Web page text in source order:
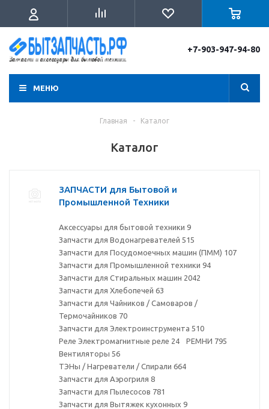
+7-903-947-94-80
МЕНЮ
Главная - Каталог
Каталог
ЗАПЧАСТИ для Бытовой и
Промышленной Техники
Аксессуары для бытовой техники 9
Запчасти для Водонагревателей 515
Запчасти для Посудомоечных машин (ПММ) 107
Запчасти для Промышленной техники 94
Запчасти для Стиральных машин 2042
Запчасти для Хлебопечей 63
Запчасти для Чайников / Самоваров /
Термочайников 70
Запчасти для Электроинструмента 510
Реле Электромагнитные реле 24 РЕМНИ 795
Вентиляторы 56
ТЭНы / Нагреватели / Спирали 664
Запчасти для Аэрогриля 8
Запчасти для Пылесосов 781
Запчасти для Вытяжек кухонных 9